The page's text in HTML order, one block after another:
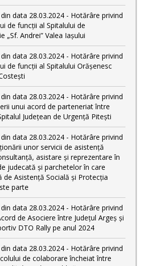
data 28.03.2024 - Hotărâre privind
de funcţii al Spitalului de
„Sf. Andrei” Valea Iașului
data 28.03.2024 - Hotărâre privind
de funcţii al Spitalului Orășenesc
data 28.03.2024 - Hotărâre privind
unui acord de parteneriat între
Județean de Urgență Pitești
data 28.03.2024 - Hotărâre privind
unor servicii de asistență
asistare și reprezentare în
judecată și parchetelor în care
de Asistență Socială și Protecția
parte
data 28.03.2024 - Hotărâre privind
de Asociere între Județul Argeș și
DTO Rally pe anul 2024
data 28.03.2024 - Hotărâre privind
de colaborare încheiat între